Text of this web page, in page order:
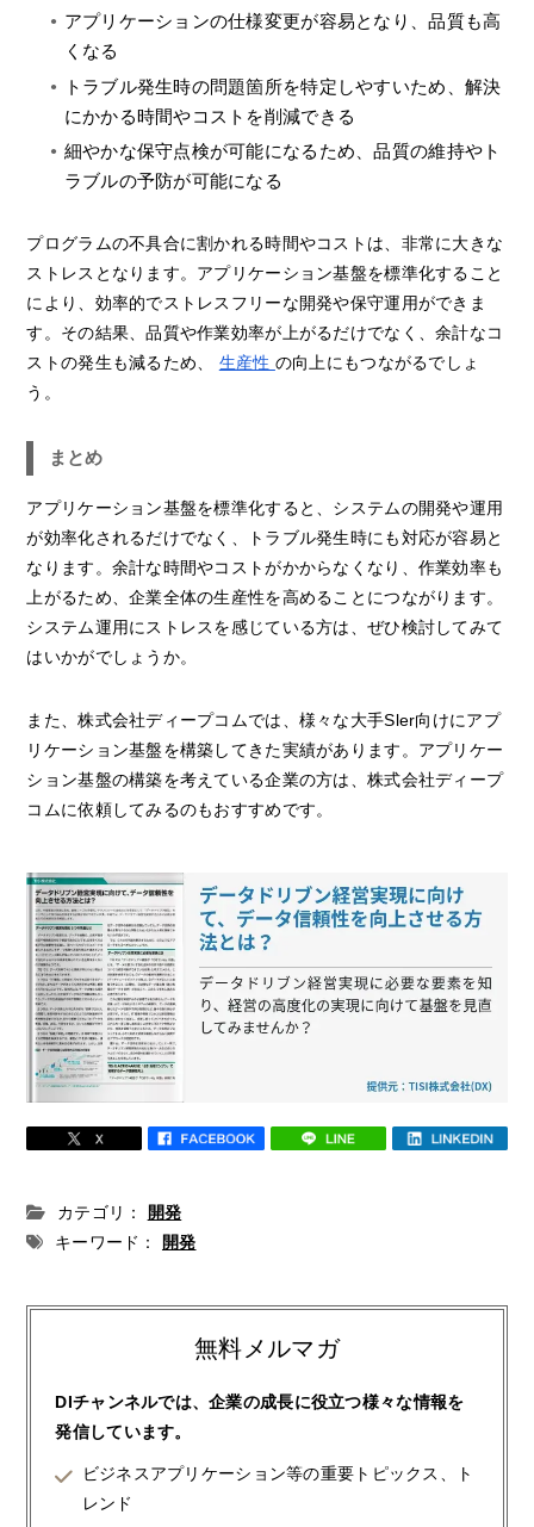
アプリケーションの仕様変更が容易となり、品質も高
くなる
トラブル発生時の問題箇所を特定しやすいため、解決
にかかる時間やコストを削減できる
細やかな保守点検が可能になるため、品質の維持やト
ラブルの予防が可能になる
プログラムの不具合に割かれる時間やコストは、非常に大きな
ストレスとなります。アプリケーション基盤を標準化すること
により、効率的でストレスフリーな開発や保守運用ができま
す。その結果、品質や作業効率が上がるだけでなく、余計なコ
ストの発生も減るため、 生産性 の向上にもつながるでしょ
う。
まとめ
アプリケーション基盤を標準化すると、システムの開発や運用
が効率化されるだけでなく、トラブル発生時にも対応が容易と
なります。余計な時間やコストがかからなくなり、作業効率も
上がるため、企業全体の生産性を高めることにつながります。
システム運用にストレスを感じている方は、ぜひ検討してみて
はいかがでしょうか。
また、株式会社ディープコムでは、様々な大手Sler向けにアプ
リケーション基盤を構築してきた実績があります。アプリケー
ション基盤の構築を考えている企業の方は、株式会社ディープ
コムに依頼してみるのもおすすめです。
カテゴリ：
開発
キーワード：
開発
無料メルマガ
DIチャンネルでは、企業の成長に役立つ様々な情報を
発信しています。
ビジネスアプリケーション等の重要トピックス、ト
レンド